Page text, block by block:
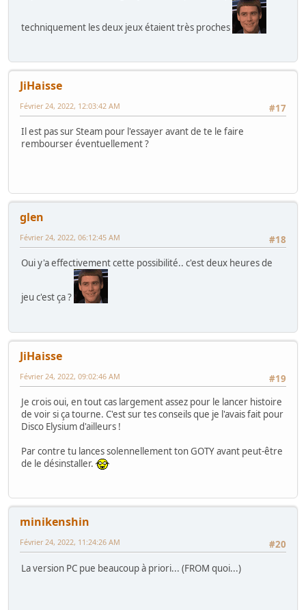
techniquement les deux jeux étaient très proches
JiHaisse
#17
Février 24, 2022, 12:03:42 AM
Il est pas sur Steam pour l'essayer avant de te le faire
rembourser éventuellement ?
glen
#18
Février 24, 2022, 06:12:45 AM
Oui y'a effectivement cette possibilité.. c'est deux heures de
jeu c'est ça ?
JiHaisse
#19
Février 24, 2022, 09:02:46 AM
Je crois oui, en tout cas largement assez pour le lancer histoire
de voir si ça tourne. C'est sur tes conseils que je l'avais fait pour
Disco Elysium d'ailleurs !
Par contre tu lances solennellement ton GOTY avant peut-être
de le désinstaller.
minikenshin
#20
Février 24, 2022, 11:24:26 AM
La version PC pue beaucoup à priori... (FROM quoi...)